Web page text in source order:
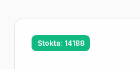
Stokta: 14188